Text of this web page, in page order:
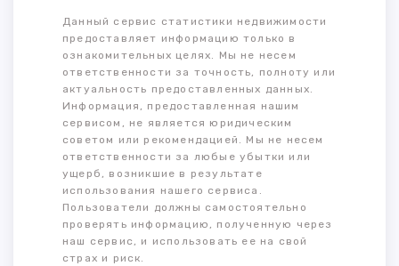
Данный сервис статистики недвижимости
предоставляет информацию только в
ознакомительных целях. Мы не несем
ответственности за точность, полноту или
актуальность предоставленных данных.
Информация, предоставленная нашим
сервисом, не является юридическим
советом или рекомендацией. Мы не несем
ответственности за любые убытки или
ущерб, возникшие в результате
использования нашего сервиса.
Пользователи должны самостоятельно
проверять информацию, полученную через
наш сервис, и использовать ее на свой
страх и риск.